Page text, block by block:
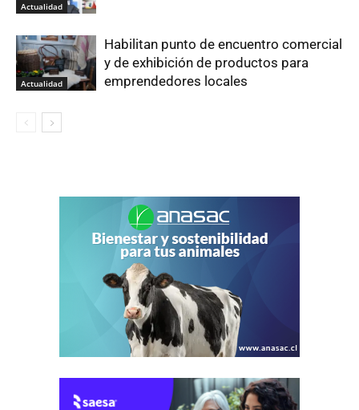
Actualidad
Actualidad
Habilitan punto de encuentro comercial
y de exhibición de productos para
emprendedores locales